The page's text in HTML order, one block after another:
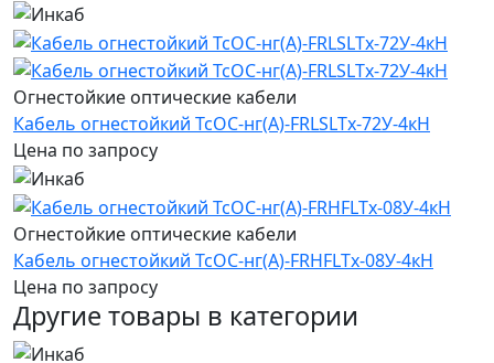
Огнестойкие оптические кабели
Кабель огнестойкий ТсОС-нг(А)-FRLSLTx-72У-4кН
Цена по запросу
Огнестойкие оптические кабели
Кабель огнестойкий ТсОС-нг(А)-FRHFLTx-08У-4кН
Цена по запросу
Другие товары в категории